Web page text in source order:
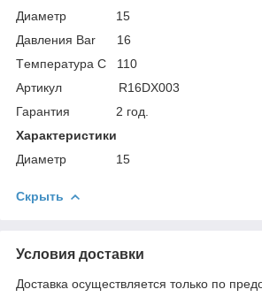
Диаметр 15
Давления Bar 16
Tемпература С 110
Артикул R16DX003
Гарантия 2 год.
Характеристики
Диаметр 15
Скрыть
Условия доставки
Доставка осуществляется только по